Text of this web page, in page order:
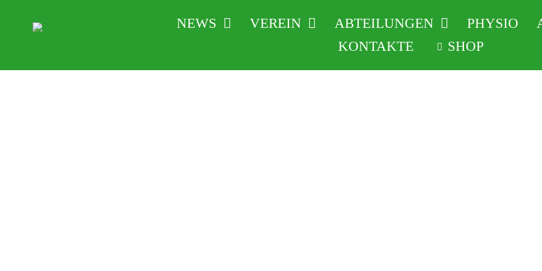
NEWS VEREIN ABTEILUNGEN PHYSIO
KONTAKTE
SHOP